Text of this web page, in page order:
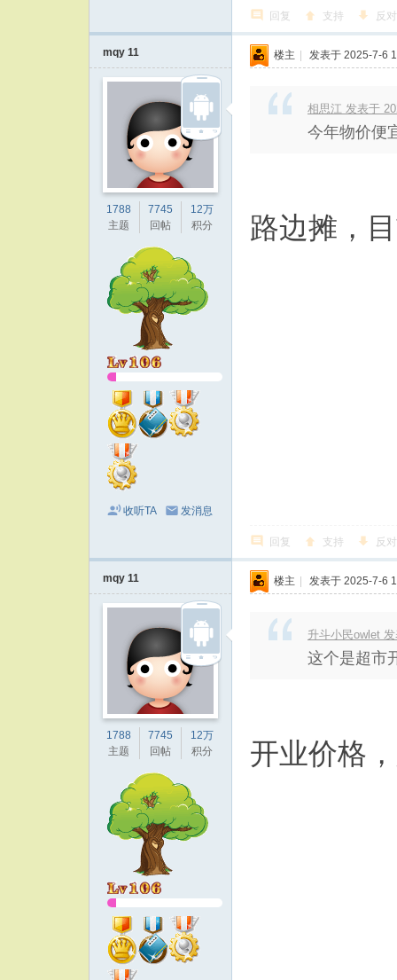
回复 支持 反对
mqy 11
1788
主题
7745
回帖
12万
积分
收听TA 发消息
楼主 | 发表于 2025-7-6
相思江 发表于
今年物价便
路边摊，
回复 支持 反对
mqy 11
1788
主题
7745
回帖
12万
积分
楼主 | 发表于 2025-7-6
升斗小民owlet
这个是超市
开业价格